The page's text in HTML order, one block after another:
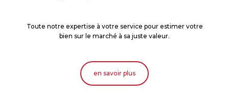
Toute notre expertise à votre service pour estimer votre
bien sur le marché à sa juste valeur.
en savoir plus